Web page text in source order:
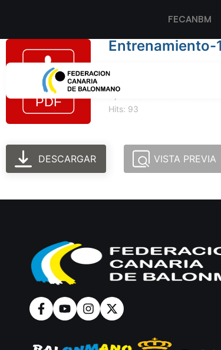
FECANBM
Entrenamiento-
Hits: 93
DESCARGAR VISTA PREVIA